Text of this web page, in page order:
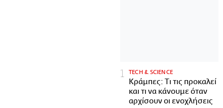
ΤECH & SCIENCE
Κράμπες: Τι τις προκαλεί
και τι να κάνουμε όταν
αρχίσουν οι ενοχλήσεις